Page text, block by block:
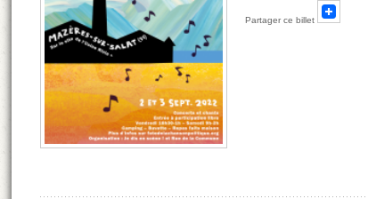
Partager ce billet